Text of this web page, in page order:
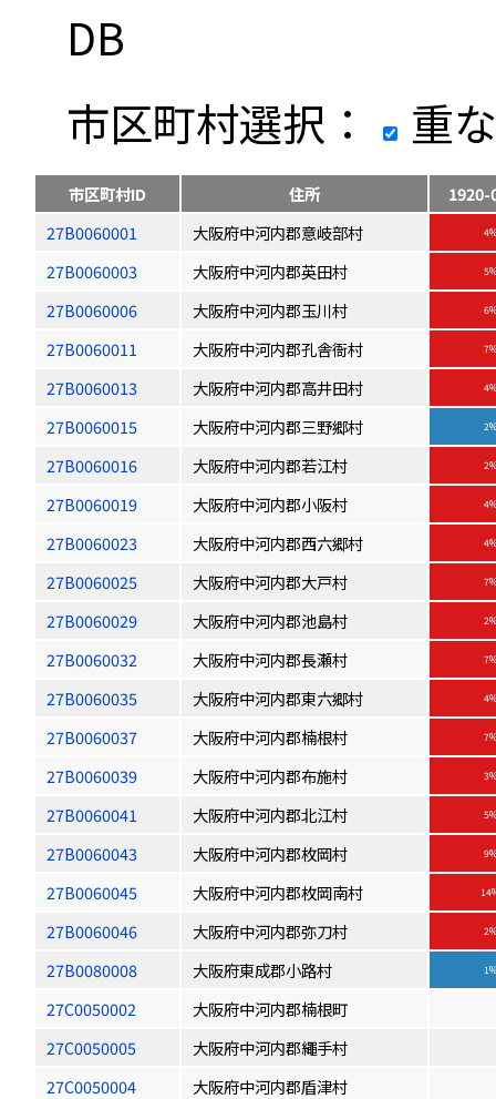
DB
市区町村選択：
重
市区町村ID 住所
1920-
27B0060001
大阪府中河内郡意岐部村
27B0060003 大阪府中河内郡英田村
27B0060006 大阪府中河内郡玉川村
27B0060011 大阪府中河内郡孔舎衙村
27B0060013 大阪府中河内郡高井田村
27B0060015 大阪府中河内郡三野郷村
27B0060016 大阪府中河内郡若江村
27B0060019 大阪府中河内郡小阪村
27B0060023 大阪府中河内郡西六郷村
27B0060025 大阪府中河内郡大戸村
27B0060029 大阪府中河内郡池島村
27B0060032 大阪府中河内郡長瀬村
27B0060035 大阪府中河内郡東六郷村
27B0060037 大阪府中河内郡楠根村
27B0060039 大阪府中河内郡布施村
27B0060041 大阪府中河内郡北江村
27B0060043 大阪府中河内郡枚岡村
27B0060045 大阪府中河内郡枚岡南村
27B0060046 大阪府中河内郡弥刀村
27B0080008 大阪府東成郡小路村
27C0050002
大阪府中河内郡楠根町
27C0050005
大阪府中河内郡繩手村
27C0050004
大阪府中河内郡盾津村